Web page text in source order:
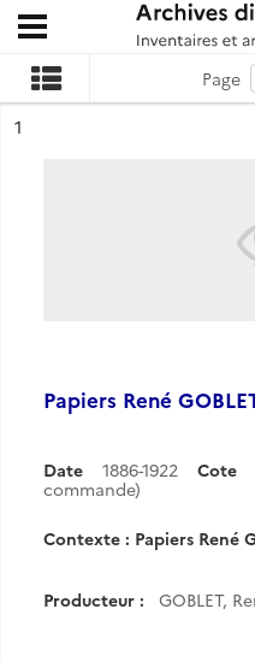
Archives
Ouvrir le menu déroulant
Page
n°
1
Papiers René
Date 1886-1922 Cote
commande)
Contexte : Papiers René
Producteur : GOBLET,